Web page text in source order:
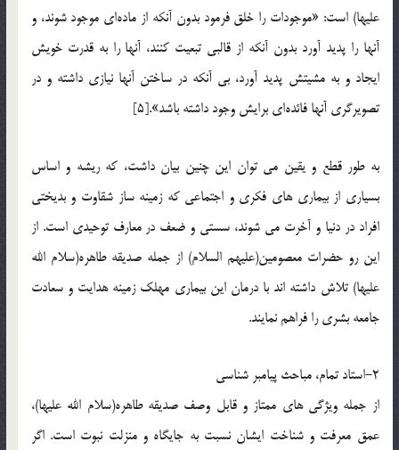
علیها) است: «موجودات را خلق فرمود بدون آنکه از ماده‌ای موجود شوند، و
آنها را پدید آورد بدون آنکه از قالبی تبعیت کنند، آنها را به قدرت خویش
ایجاد و به مشیتش پدید آورد، بی ‌آنکه در ساختن آنها نیازی داشته و در
تصویرگری آنها فائده‌ای برایش وجود داشته باشد».[5]
به طور قطع و یقین می توان این چنین بیان داشت، که ریشه و اساس
بسیاری از بیماری های فکری و اجتماعی که زمینه ساز شقاوت و بدیختی
افراد در دنیا و آخرت می شوند، سستی و ضعف در معارف توحیدی است. از
این رو حضرات معصومین(علیهم السلام) از جمله صدیقه طاهره(سلام الله
علیها) تلاش داشته اند با درمان این بیماری مهلک زمینه هدایت و سعادت
جامعه بشری را فراهم نمایند.
2-استاد تمام، مباحث پیامبر شناسی
از جمله ویژگی های ممتاز و قابل وصف صدیقه طاهره(سلام الله علیها)،
عمق معرفت و شناخت ایشان نسبت به جایگاه و منزلت نبوت است. اگر